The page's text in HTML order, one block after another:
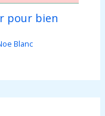
pour bien
Blanc